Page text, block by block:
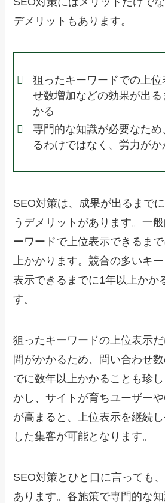
デメリットもあります。
狙ったキーワードでの上
せ数増加などの効果が出
かる
専門的な知識が必要なため
るわけではなく、労力がか
SEO対策は、成果が出るまで
うデメリットがあります。一
ーワードで上位表示できるま
上かかります。競合の多いキ
表示できるまでに1年以上かか
す。
狙ったキーワードの上位表示
間がかかるため、問い合わせ
でに数年以上かかることも珍
かし、サイトが育ちユーザー
が高まると、上位表示を継続
した集客が可能となります。
SEO対策とひと口に言っても
あります。各施策で専門的な